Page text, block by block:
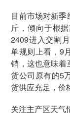
目前市场对新
斤，倾向于根
2409进入交割
单规则上看，9
销，这也意味着
货公司原有的5
货供应充足，价
关注主产区天气